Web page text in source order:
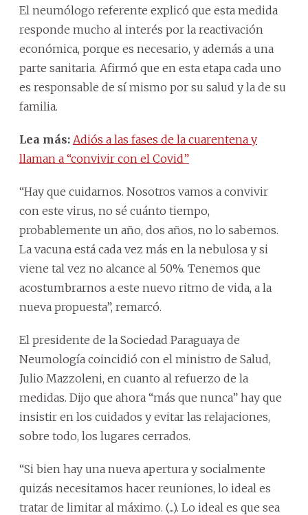
El neumólogo referente explicó que esta medida
responde mucho al interés por la reactivación
económica, porque es necesario, y además a una
parte sanitaria. Afirmó que en esta etapa cada uno
es responsable de sí mismo por su salud y la de su
familia.
Lea más: Adiós a las fases de la cuarentena y
llaman a “convivir con el Covid”
“Hay que cuidarnos. Nosotros vamos a convivir
con este virus, no sé cuánto tiempo,
probablemente un año, dos años, no lo sabemos.
La vacuna está cada vez más en la nebulosa y si
viene tal vez no alcance al 50%. Tenemos que
acostumbrarnos a este nuevo ritmo de vida, a la
nueva propuesta”, remarcó.
El presidente de la Sociedad Paraguaya de
Neumología coincidió con el ministro de Salud,
Julio Mazzoleni, en cuanto al refuerzo de la
medidas. Dijo que ahora “más que nunca” hay que
insistir en los cuidados y evitar las relajaciones,
sobre todo, los lugares cerrados.
“Si bien hay una nueva apertura y socialmente
quizás necesitamos hacer reuniones, lo ideal es
tratar de limitar al máximo. (...). Lo ideal es que sea